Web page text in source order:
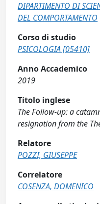
DIPARTIMENTO DI
DEL COMPORTAMENTO
Corso di studio
PSICOLOGIA [05410]
Anno Accademico
2019
Titolo inglese
The Follow-up: a
resignation from the
Relatore
POZZI, GIUSEPPE
Correlatore
COSENZA, DOMENICO